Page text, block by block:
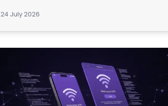
24 July 2026